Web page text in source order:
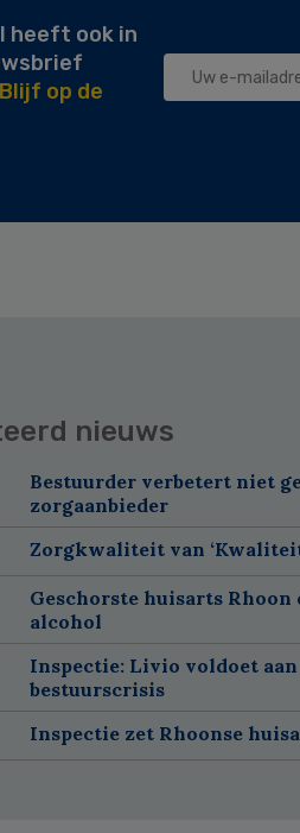
heeft ook in
Blijf op de
nieuws
Bestuurder verbetert niet
zorgaanbieder
Zorgkwaliteit van
Geschorste huisarts
alcohol
Inspectie: Livio voldoet
bestuurscrisis
Inspectie zet Rhoonse